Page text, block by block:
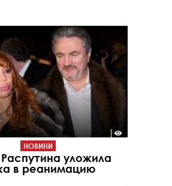
НОВИНИ
уложила
в реанимацию